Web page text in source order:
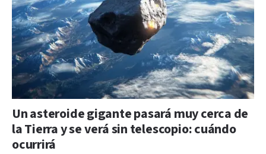
Un asteroide gigante pasará muy cerca de
la Tierra y se verá sin telescopio: cuándo
ocurrirá